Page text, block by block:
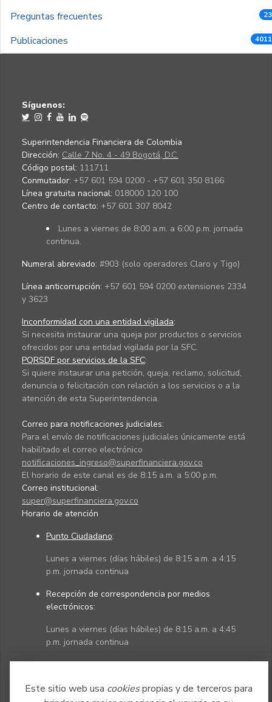
Este sitio web usa cookiespropias y de terceros para
Preguntas frecuentes
Publicaciones
Síguenos:
Superintendencia Financiera de Colombia
Dirección: Calle 7 No. 4 - 49 Bogotá, D.C.
Código postal: 111711
Conmutador: +57 601 594 0200 - +57 601 350 8166
Línea gratuita nacional: 018000 120 100
Centro de contacto: +57 601 307 8042
Lunes a viernes de 8:00 a.m. a 6:00 p.m. jornada
continua.
Numeral abreviado: #903 (solo operadores Claro y Tigo)
Línea anticorrupción: +57 601 594 0200 extensiones 2334
y 3623
Inconformidad con una entidad vigilada:
Si necesita instaurar una queja por productos o servicios
ofrecidos por una entidad vigilada por la SFC.
PQRSDF por servicios de la SFC:
Si quiere instaurar una petición, queja, reclamo, solicitud,
denuncia o felicitación con relación a los servicios o a la
atención de esta Superintendencia.
Correo para notificaciones judiciales:
Para el envío de notificaciones judiciales únicamente está
habilitado el correo electrónico
notificaciones_ingreso@superfinanciera.gov.co
El horario de este canal es de 8:15 a.m. a 5:00 p.m.
Correo institucional:
super@superfinanciera.gov.co
Horario de atención
Punto Ciudadano:
Lunes a viernes (días hábiles) de 8:15 a.m. a 4:15
p.m. jornada continua
Recepción de correspondencia por medios
electrónicos:
Lunes a viernes (días hábiles) de 8:15 a.m. a 4:45
p.m. jornada continua